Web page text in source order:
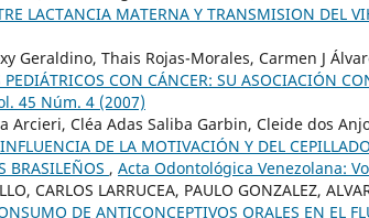
LACTANCIA MATERNA Y TRANSMISION DEL
Geraldino, Thais Rojas-Morales, Carmen J
PEDIÁTRICOS CON CÁNCER: SU ASOCIACIÓN
45 Núm. 4 (2007)
Arcieri, Cléa Adas Saliba Garbin, Cleide dos
DE LA MOTIVACIÓN Y DEL
BRASILEÑOS , Acta Odontológica Venezolana:
CARLOS LARRUCEA, PAULO GONZALEZ,
DE ANTICONCEPTIVOS ORALES EN EL